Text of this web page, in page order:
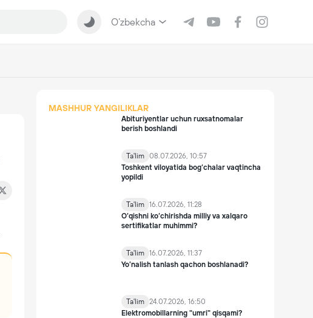
O‘zbekcha
MASHHUR YANGILIKLAR
Abituriyentlar uchun ruxsatnomalar
berish boshlandi
Ta'lim 08.07.2026, 10:57
Toshkent viloyatida bog‘chalar vaqtincha
yopildi
Ta'lim 16.07.2026, 11:28
O‘qishni ko‘chirishda milliy va xalqaro
sertifikatlar muhimmi?
Ta'lim 16.07.2026, 11:37
Yo’nalish tanlash qachon boshlanadi?
Ta'lim 24.07.2026, 16:50
Elektromobillarning "umri" qisqami?